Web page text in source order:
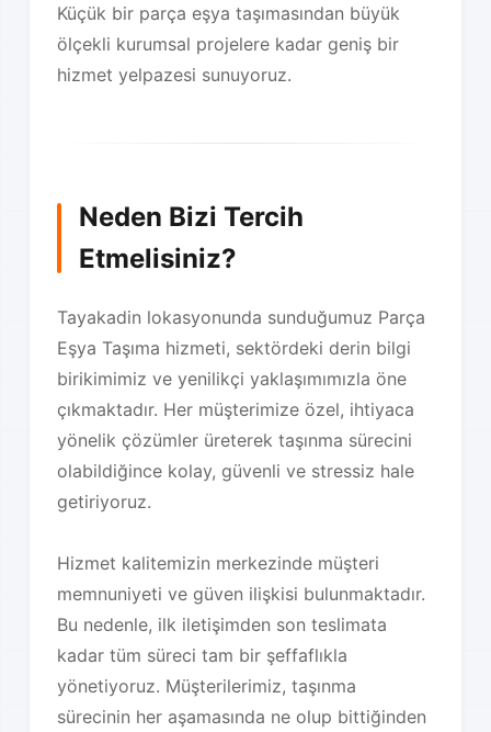
Küçük bir parça eşya taşımasından büyük
ölçekli kurumsal projelere kadar geniş bir
hizmet yelpazesi sunuyoruz.
Neden Bizi Tercih
Etmelisiniz?
Tayakadin lokasyonunda sunduğumuz Parça
Eşya Taşıma hizmeti, sektördeki derin bilgi
birikimimiz ve yenilikçi yaklaşımımızla öne
çıkmaktadır. Her müşterimize özel, ihtiyaca
yönelik çözümler üreterek taşınma sürecini
olabildiğince kolay, güvenli ve stressiz hale
getiriyoruz.
Hizmet kalitemizin merkezinde müşteri
memnuniyeti ve güven ilişkisi bulunmaktadır.
Bu nedenle, ilk iletişimden son teslimata
kadar tüm süreci tam bir şeffaflıkla
yönetiyoruz. Müşterilerimiz, taşınma
sürecinin her aşamasında ne olup bittiğinden